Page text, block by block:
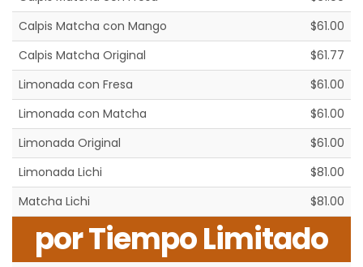
Calpis Matcha con Mango
$61.00
Calpis Matcha Original
$61.77
Limonada con Fresa
$61.00
Limonada con Matcha
$61.00
Limonada Original
$61.00
Limonada Lichi
$81.00
Matcha Lichi
$81.00
por Tiempo Limitado